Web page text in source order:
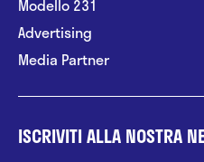
Modello 231
Advertising
Media Partner
ISCRIVITI ALLA NOSTRA